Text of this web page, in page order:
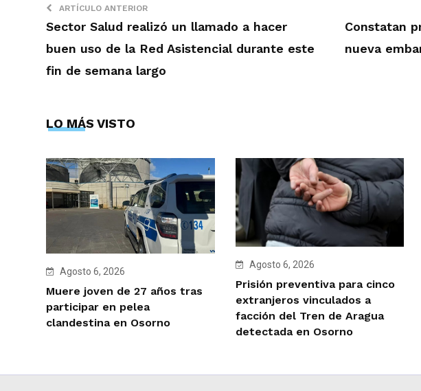
ARTÍCULO ANTERIOR
Sector Salud realizó un llamado a hacer
buen uso de la Red Asistencial durante este
fin de semana largo
Constatan
nueva
LO MÁS VISTO
Agosto 6, 2026
Muere joven de 27 años tras
participar en pelea
clandestina en Osorno
Agosto 6, 2026
Prisión preventiva para cinco
extranjeros vinculados a
facción del Tren de Aragua
detectada en Osorno